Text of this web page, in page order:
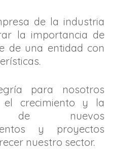
de la industria
la importancia de
de una entidad con
para nosotros
el crecimiento y la
de nuevos
y proyectos
nuestro sector.